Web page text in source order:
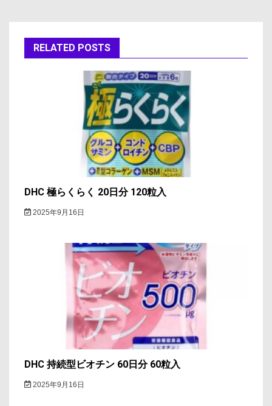
ゲ
ー
RELATED POSTS
DHC 極らくらく 20日分 120粒入
2025年9月16日
DHC 持続型ビオチン 60日分 60粒入
2025年9月16日